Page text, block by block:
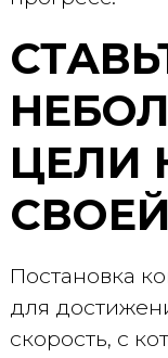
ЦЕЛИ
Постановка
для
скорость, с